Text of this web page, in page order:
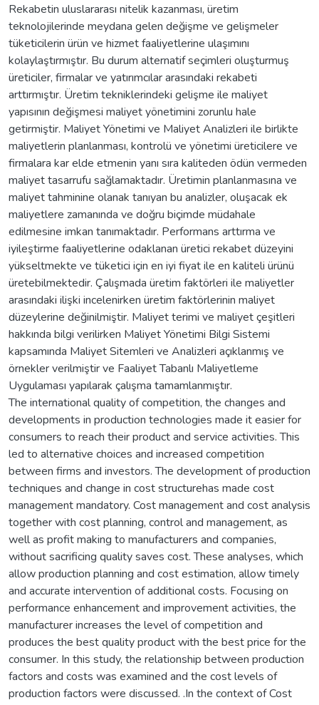
Rekabetin uluslararası nitelik kazanması, üretim
teknolojilerinde meydana gelen değişme ve gelişmeler
tüketicilerin ürün ve hizmet faaliyetlerine ulaşımını
kolaylaştırmıştır. Bu durum alternatif seçimleri oluşturmuş
üreticiler, firmalar ve yatırımcılar arasındaki rekabeti
arttırmıştır. Üretim tekniklerindeki gelişme ile maliyet
yapısının değişmesi maliyet yönetimini zorunlu hale
getirmiştir. Maliyet Yönetimi ve Maliyet Analizleri ile birlikte
maliyetlerin planlanması, kontrolü ve yönetimi üreticilere ve
firmalara kar elde etmenin yanı sıra kaliteden ödün vermeden
maliyet tasarrufu sağlamaktadır. Üretimin planlanmasına ve
maliyet tahminine olanak tanıyan bu analizler, oluşacak ek
maliyetlere zamanında ve doğru biçimde müdahale
edilmesine imkan tanımaktadır. Performans arttırma ve
iyileştirme faaliyetlerine odaklanan üretici rekabet düzeyini
yükseltmekte ve tüketici için en iyi fiyat ile en kaliteli ürünü
üretebilmektedir. Çalışmada üretim faktörleri ile maliyetler
arasındaki ilişki incelenirken üretim faktörlerinin maliyet
düzeylerine değinilmiştir. Maliyet terimi ve maliyet çeşitleri
hakkında bilgi verilirken Maliyet Yönetimi Bilgi Sistemi
kapsamında Maliyet Sitemleri ve Analizleri açıklanmış ve
örnekler verilmiştir ve Faaliyet Tabanlı Maliyetleme
Uygulaması yapılarak çalışma tamamlanmıştır.
The international quality of competition, the changes and
developments in production technologies made it easier for
consumers to reach their product and service activities. This
led to alternative choices and increased competition
between firms and investors. The development of production
techniques and change in cost structurehas made cost
management mandatory. Cost management and cost analysis
together with cost planning, control and management, as
well as profit making to manufacturers and companies,
without sacrificing quality saves cost. These analyses, which
allow production planning and cost estimation, allow timely
and accurate intervention of additional costs. Focusing on
performance enhancement and improvement activities, the
manufacturer increases the level of competition and
produces the best quality product with the best price for the
consumer. In this study, the relationship between production
factors and costs was examined and the cost levels of
production factors were discussed. .In the context of Cost